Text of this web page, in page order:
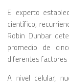
El experto
científico,
Robin Dunbar
promedio de
diferentes
A nivel celular,